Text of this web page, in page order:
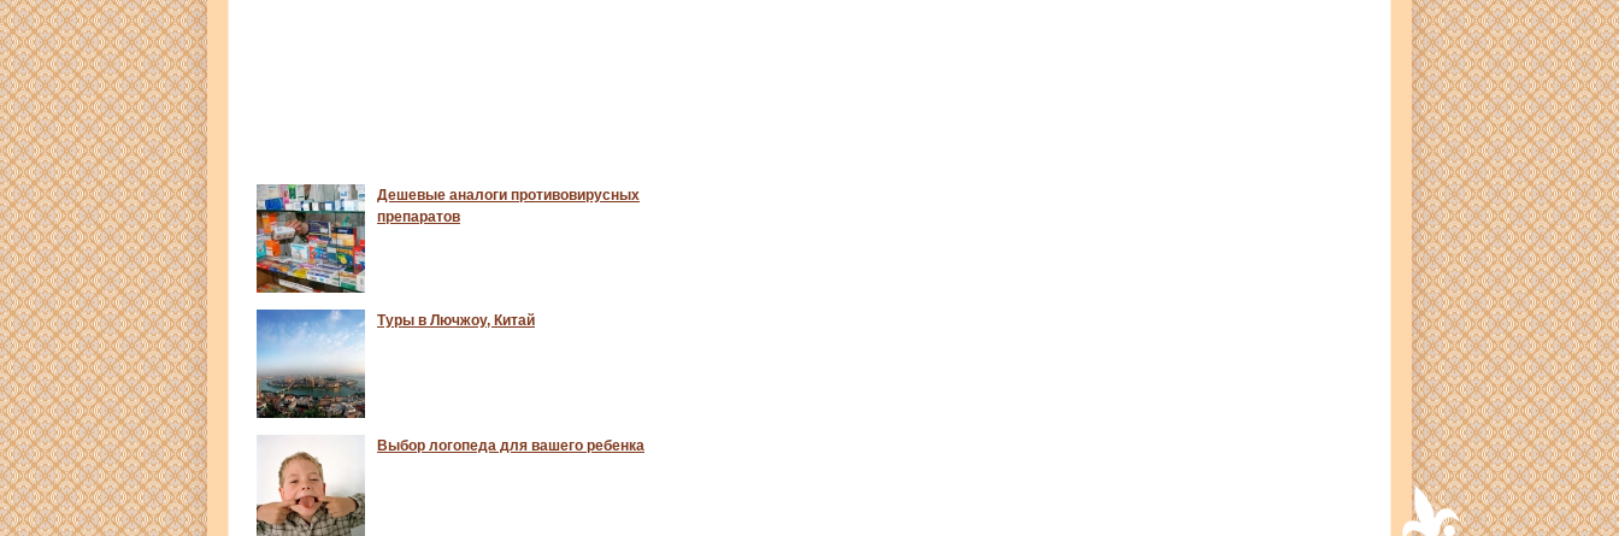
Дешевые аналоги противовирусных
препаратов
Туры в Лючжоу, Китай
Выбор логопеда для вашего ребенка